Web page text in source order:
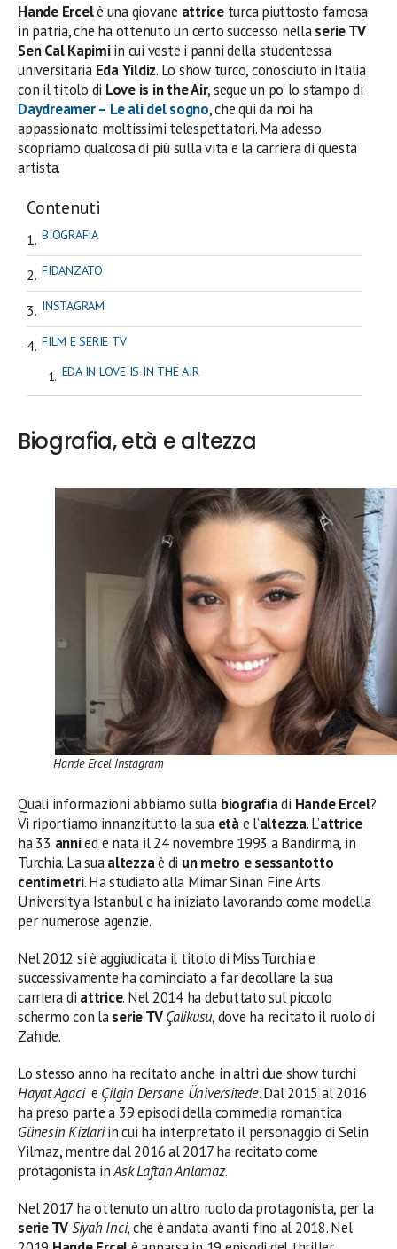
Hande Ercelè una giovane attriceturca piuttosto famosa
in patria, che ha ottenuto un certo successo nellaserie TV
Sen Cal Kapimiin cui veste i panni della studentessa
universitaria Eda Yildiz. Lo show turco, conosciuto in Italia
con il titolo di Love is in the Air, segue un po’ lo stampo di
Daydreamer – Le ali del sogno, che qui da noi ha
appassionato moltissimi telespettatori. Ma adesso
scopriamo qualcosa di più sulla vita e la carriera di questa
artista.
Contenuti
BIOGRAFIA
FIDANZATO
INSTAGRAM
FILM E SERIE TV
EDA IN LOVE IS IN THE AIR
Biografia, età e altezza
Hande Ercel Instagram
Quali informazioni abbiamo sulla biografiadi Hande Ercel?
Vi riportiamo innanzitutto la sua etàe l’altezza. L’attrice
ha 33 annied è nata il 24 novembre 1993 a Bandirma, in
Turchia. La suaaltezzaè di un metro e sessantotto
centimetri. Ha studiato alla Mimar Sinan Fine Arts
University a Istanbul e ha iniziato lavorando come modella
per numerose agenzie.
Nel 2012 si è aggiudicata il titolo di Miss Turchia e
successivamente ha cominciato a far decollare la sua
carriera di attrice. Nel 2014 ha debuttato sul piccolo
schermo con laserie TVÇalikusu, dove ha recitato il ruolo di
Zahide.
Lo stesso anno ha recitato anche in altri due show turchi
Hayat Agaci e Çilgin Dersane Üniversitede. Dal 2015 al 2016
ha preso parte a 39 episodi della commedia romantica
Günesin Kizlariin cui ha interpretato il personaggio di Selin
Yilmaz, mentre dal 2016 al 2017 ha recitato come
protagonista inAsk Laftan Anlamaz.
Nel 2017 ha ottenuto un altro ruolo da protagonista, per la
serie TVSiyah Inci, che è andata avanti fino al 2018. Nel